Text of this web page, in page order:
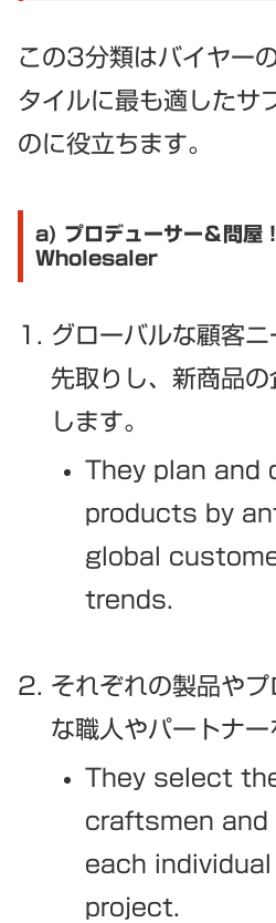
この3分類はバイヤー
タイルに最も適したサ
のに役立ちます。
a) プロデューサー＆問
Wholesaler
グローバルな顧客
先取りし、新商品
します。
They plan and
products by
global
trends.
それぞれの製品や
な職人やパートナー
They select
craftsmen and
each
project.